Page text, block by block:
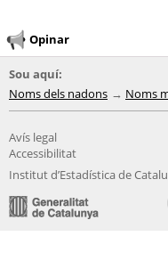
Opinar
Sou aquí:
Noms dels nadons
Noms
Avís legal
Accessibilitat
Institut d’Estadística de